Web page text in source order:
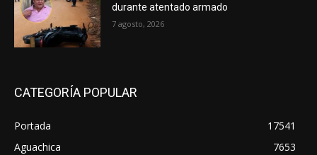
durante atentado armado
7 agosto, 2026
CATEGORÍA POPULAR
Portada
17541
Aguachica
7653